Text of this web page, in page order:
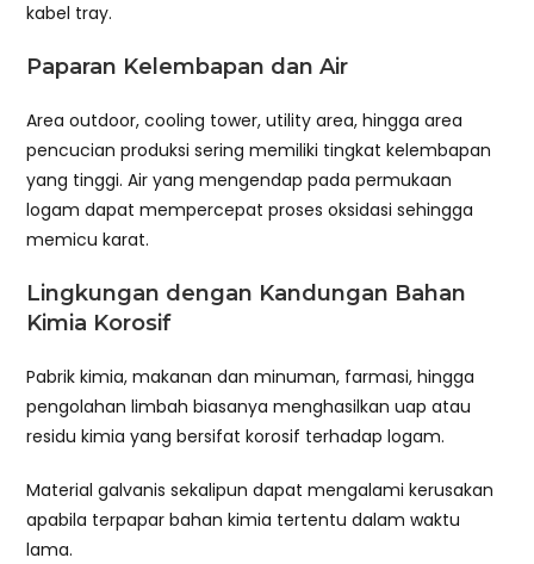
kabel tray.
Paparan Kelembapan dan Air
Area outdoor, cooling tower, utility area, hingga area
pencucian produksi sering memiliki tingkat kelembapan
yang tinggi. Air yang mengendap pada permukaan
logam dapat mempercepat proses oksidasi sehingga
memicu karat.
Lingkungan dengan Kandungan Bahan
Kimia Korosif
Pabrik kimia, makanan dan minuman, farmasi, hingga
pengolahan limbah biasanya menghasilkan uap atau
residu kimia yang bersifat korosif terhadap logam.
Material galvanis sekalipun dapat mengalami kerusakan
apabila terpapar bahan kimia tertentu dalam waktu
lama.